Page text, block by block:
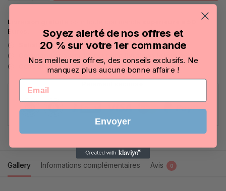
Livraison gratuite
Euros.
Satisfait ou remboursé15j pour changer d’avis
sans mention lanuitduplaisir
Gallery Informations complémentaires Avis 0
Soyez alerté de nos offres et
20 % sur votre 1er commande
Nos meilleures offres, des conseils exclusifs. Ne
manquez plus aucune bonne affaire !
Email
Envoyer